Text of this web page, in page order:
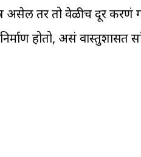
असेल तर तो वेळीच दूर करणं
होतो, असं